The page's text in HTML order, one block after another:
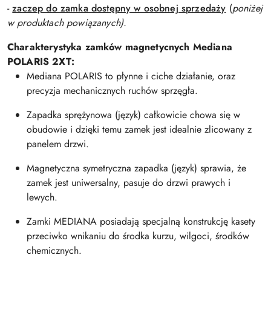
-zaczep do zamka dostępny w osobnej sprzedaży (poniżej
w produktach powiązanych).
Charakterystyka zamków magnetycnych Mediana
POLARIS 2XT:
Mediana POLARIS to płynne i ciche działanie, oraz
precyzja mechanicznych ruchów sprzęgła.
Zapadka sprężynowa (język) całkowicie chowa się w
obudowie i dzięki temu zamek jest idealnie zlicowany z
panelem drzwi.
Magnetyczna symetryczna zapadka (język) sprawia, że
zamek jest uniwersalny, pasuje do drzwi prawych i
lewych.
Zamki MEDIANA posiadają specjalną konstrukcję kasety
przeciwko wnikaniu do środka kurzu, wilgoci, środków
chemicznych.